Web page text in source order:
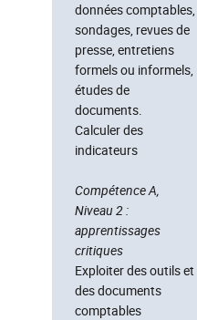
données comptables,
sondages, revues de
presse, entretiens
formels ou informels,
études de
documents.
Calculer des
indicateurs
Compétence A,
Niveau 2 :
apprentissages
critiques
Exploiter des outils et
des documents
comptables